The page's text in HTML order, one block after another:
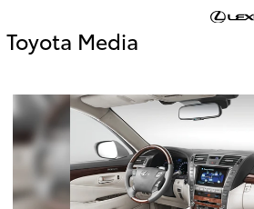
Toyota Media